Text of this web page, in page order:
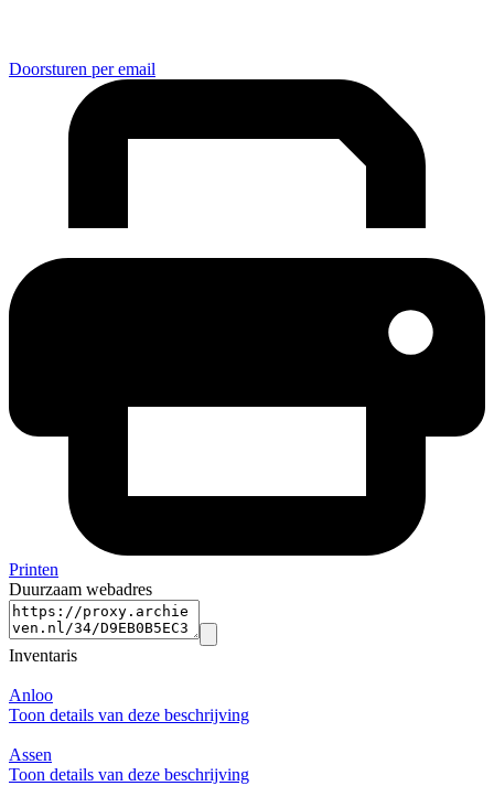
Doorsturen per email
Printen
Duurzaam webadres
Inventaris
Anloo
Toon details van deze beschrijving
Assen
Toon details van deze beschrijving